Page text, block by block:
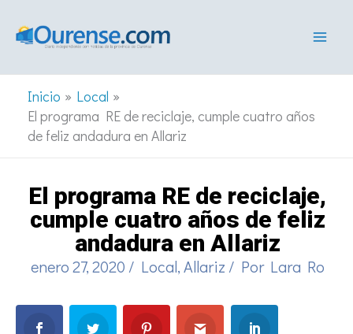
Inicio
Local
El programa RE de reciclaje, cumple cuatro años
de feliz andadura en Allariz
El programa RE de reciclaje,
cumple cuatro años de feliz
andadura en Allariz
enero 27, 2020 / Local,Allariz / Por Lara Ro